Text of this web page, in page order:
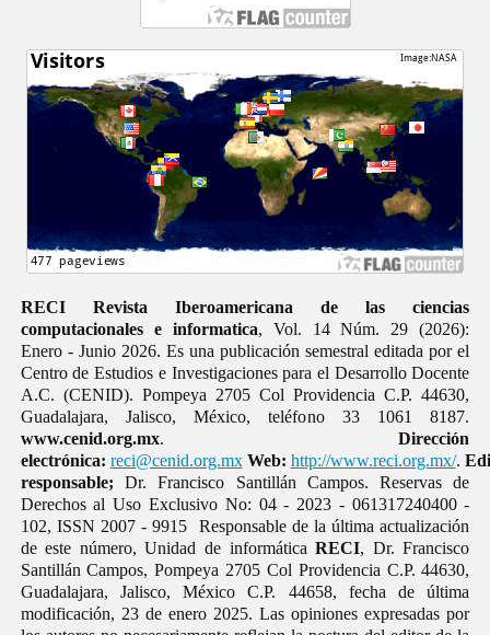
RECI Revista Iberoamericana de las ciencias
computacionales e informatica, Vol. 14 Núm. 29 (2026):
Enero - Junio 2026. Es una publicación semestral editada por el
Centro de Estudios e Investigaciones para el Desarrollo Docente
A.C. (CENID). Pompeya 2705 Col Providencia C.P. 44630,
Guadalajara, Jalisco, México, teléfono 33 1061 8187.
www.cenid.org.mx.Dirección
electrónica: reci@cenid.org.mx Web: http://www.reci.org.mx/.
responsable; Dr. Francisco Santillán Campos. Reservas de
Derechos al Uso Exclusivo No: 04 - 2023 - 061317240400 -
102, ISSN 2007 - 9915 Responsable de la última actualización
de este número, Unidad de informáticaRECI, Dr. Francisco
Santillán Campos, Pompeya 2705 Col Providencia C.P. 44630,
Guadalajara, Jalisco, México C.P. 44658, fecha de última
modificación, 23 de enero 2025. Las opiniones expresadas por